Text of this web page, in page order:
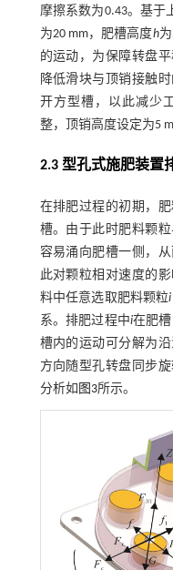
摩擦系数为0.43。基于
为20 mm，肥槽高度h
的运动，为保障转盘
降低滑块与顶销接触
开方型槽，以此减少
整，顶销高度设定为5
2.3 型孔式施肥装置
在排肥过程的初期，
槽。由于此时肥料颗
容易涌向肥槽一侧，
此对颗粒相对速度的
料中任意选取肥料颗粒i
系。排肥过程中i在肥
槽内的运动可分解为
方向随型孔转盘同步
分析如 图3所示。